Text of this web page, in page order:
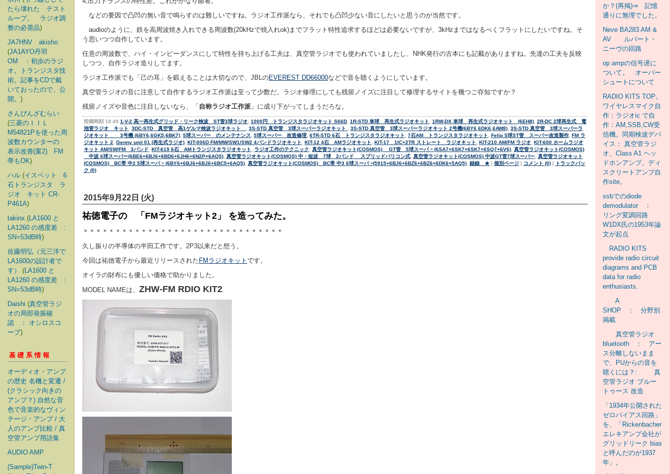
たら壊れた テスト
ループ。 ラジオ調
整の必需品)
JA7HNV akisho
(JA1AYO丹羽
OM ：初歩のラジ
オ。トランジスタ技
術。記事をCDで戴
いておったので、公
開。 )
さんぴんざむらい
(三菱のＩＩＬ
M54821Pを使った周
波数カウンターの
表示改善(案2) FM
帯もOK)
ハル (イスペット 6
石トランジスタ ラ
ジオ キット CR-
P461A)
takinx (LA1600 と
LA1260 の感度差 :
SN=53dB時)
佐藤明弘（元三洋で
LA1600の設計者で
す）
(LA1600 と
LA1260 の感度差 :
SN=53dB時)
Daishi (真空管ラジ
オの局部発振確
認 ： オシロスコ
ープ)
基礎系情報
オーディオ・アンプ
の歴史 名機と変遷 /
(クラシック向きの
アンプ？) 自然な音
色で音楽的なヴィン
テージ・アンプ / 大
人のアンプ比較 / 真
空管アンプ用語集
AUDIO AMP
(Sample)Twin-T
などの要因で凸凹の無い音で鳴らすのは難しいですね。ラジオ工作派なら、それでも凸凹少ない音にしたいと思うのが当然です。
audioのように、鉄を高周波焼き入れできる周波数(20kHzで焼入れok)までフラット特性追求するほどは必要ないですが、3kHzまではなるべくフラットにしたいですね。そ
う思いつつ自作しています。
任意の周波数で、ハイ・インピーダンスにして特性を持ち上げる工夫は、真空管ラジオでも使われていましたし、NHK発行の古本にも記載がありますね。先達の工夫を反映
しつつ、自作ラジオ造りしてます。
ラジオ工作派でも「己の耳」を鍛えることは大切なので、JBLのEVEREST DD66000などで音を聴くようにしています。
真空管ラジオの音に注意して自作するラジオ工作派は至って少数だ。ラジオ修理にしても残留ノイズに注目して修理するサイトを幾つご存知ですか？
残留ノイズや音色に注目しないなら、「 自称ラジオ工作派 」に成り下がってしまうだろな。
投稿時刻 18:49 1-V-2 高一再生式グリッド・リーク検波 ST管3球ラジオ 1000円 トランジスタラジオキット S66D 1R-STD 単球 再生式ラジオキット 1RW-DX 単球 再生式ラジオキット (6EH8) 2R-DC 2球再生式 電
池管ラジオ キット
3DC-STD 真空管 高1ゲルマ検波ラジオキット 3S-STD 真空管 3球スーパーラジオキット 3S-STD 真空管 3球スーパーラジオキット 2号機(6BY6,6DK6,6AW8) 3S-STD 真空管 3球スーパーラ
ジオキット 3号機 (6BY6,6GK5,6BK7) 5球スーパー のメンテナンス 5球スーパー 改造修理 6TR-STD 6石 トランジスタラジオキット 7石AM トランジスタラジオキット Felip 5球ST管 スーパー改造製作 FM ラ
ジオキット 2
Genny unit 01 (再生式ラジオ) KIT-006D FM/MW/SW1/SW2 4バンドラジオキット KIT-12 4石 AMラジオキット KIT-17 1IC+2TR ストレート ラジオキット KIT-210 AM/FM ラジオ KIT-600 ホームラジオ
キット AM/SW/FM 3バンド
KIT-619 6石 AMトランジスタラジオキット ラジオ工作のテクニック 真空管ラジオキット(COSMOS) GT管 5球スーパ ｰ (6SA7+6SK7+6SK7+6SQ7+6V6) 真空管ラジオキット(COSMOS)
中波 6球スーパー(6BE6+6BJ6+6BD6+6JH6+6N2P+6AQ5) 真空管ラジオキット(COSMOS) 中・短波 7球 2バンド スプリッドバリコン式 真空管ラジオキット(COSMOS) 中波GT管7球スーパー 真空管ラジオキット
(COSMOS) BC帯 中2 5球スーパ ｰ (6BY6+6BJ6+6BJ6+6BC5+6AQ5) 真空管ラジオキット(COSMOS) BC帯 中3 6球スーパ ｰ(5915+6BJ6+6BZ6+6BZ6+6DK6+5AQ5) 録録 ★ | 個別ページ | コメント (0) |
トラックバッ
ク (0)
2015年9月22日 (火)
祐徳電子の 「FMラジオキット2」 を造ってみた。
＊＊＊＊＊＊＊＊＊＊＊＊＊＊＊＊＊＊＊＊＊＊＊＊＊＊＊＊＊＊＊
久し振りの半導体の半田工作です。2P3以来だと想う。
今回は祐徳電子から最近リリースされた FMラジオキット です。
オイラの財布にも優しい価格で助かりました。
MODEL NAMEは、 ZHW-FM RDIO KIT2.
か？(再掲)⇒ 記憶
通りに無理でした。
Neve BA283 AM &
AV ルパート・
ニーヴの回路
op ampの信号遅に
ついて。 オーバー
シュートについて
RADIO KITS TOP。
ワイヤレスマイク自
作：ラジオic で自
作：AM,SSB,CW受
信機。同期検波デバ
イス： 真空管ラジ
オ、Class A1 ヘッ
ドホンアンプ、ディ
スクリートアンプ自
作site。
ssbでのdiode
demodulator ：
リング変調回路
W1DX氏の1953年論
文が起点
RADIO KITS
provide radio circuit
diagrams and PCB
data for radio
enthusiasts.
A
SHOP ： 分野別
掲載
真空管ラジオ
bluetooth ： アー
ス分離しないまま
で、PUからの音を
聴くには？: 真
空管ラジオ ブルー
トゥース 改造
「1934年公開された
ゼロバイアス回路」
を、「Rickenbacher
エレキアンプ会社が
グリッドリーク bias
と呼んだのが1937
年」。